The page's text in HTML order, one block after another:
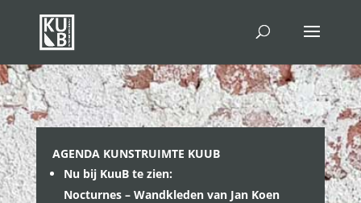
AGENDA KUNSTRUIMTE KUUB
Nu bij KuuB te zien:
Nocturnes – Wandkleden van Jan Koen